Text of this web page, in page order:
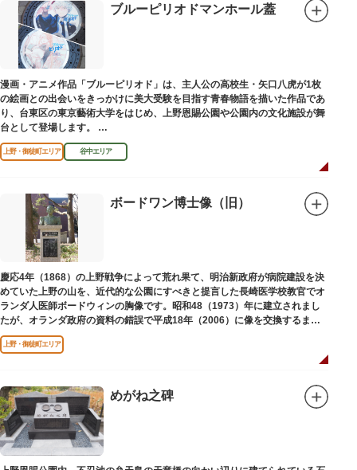
ブルーピリオドマンホール蓋
漫画・アニメ作品「ブルーピリオド」は、主人公の高校生・矢口八虎が1枚
の絵画との出会いをきっかけに美大受験を目指す青春物語を描いた作品であ
り、台東区の東京藝術大学をはじめ、上野恩賜公園や公園内の文化施設が舞
台として登場します。
区にゆかりのある本作品を通して、新たな観光スポット創出による誘客促進
と区内観光客の回遊性向上を図るため、こちらのマンホール蓋を設置しまし
設置年月日：令和4年3月1日
上野・御徒町エリア 谷中エリア
ボードワン博士像（旧）
慶応4年（1868）の上野戦争によって荒れ果て、明治新政府が病院建設を決
めていた上野の山を、近代的な公園にすべきと提言した長崎医学校教官でオ
ランダ人医師ボードウィンの胸像です。昭和48（1973）年に建立されまし
たが、オランダ政府の資料の錯誤で平成18年（2006）に像を交換するまで
は博士の弟の像でした。
上野・御徒町エリア
めがね之碑